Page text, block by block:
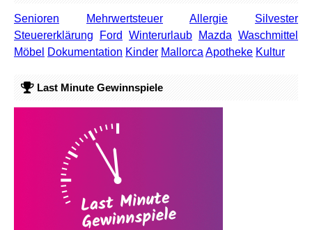
Senioren Mehrwertsteuer Allergie
Silvester
Steuererklärung
Ford Winterurlaub Mazda Waschmittel
Möbel Dokumentation Kinder Mallorca Apotheke Kultur
Last Minute Gewinnspiele